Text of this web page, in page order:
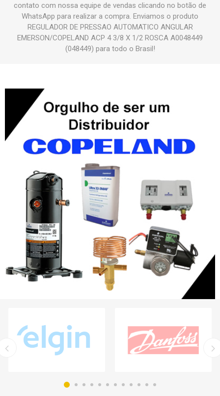
contato com nossa equipe de vendas clicando no botão de
WhatsApp para realizar a compra. Enviamos o produto
REGULADOR DE PRESSAO AUTOMATICO ANGULAR
EMERSON/COPELAND ACP 4 3/8 X 1/2 ROSCA A0048449
(048449) para todo o Brasil!